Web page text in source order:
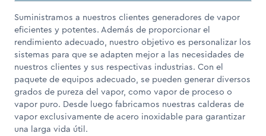
Suministramos a nuestros clientes generadores de vapor
eficientes y potentes. Además de proporcionar el
rendimiento adecuado, nuestro objetivo es personalizar los
sistemas para que se adapten mejor a las necesidades de
nuestros clientes y sus respectivas industrias. Con el
paquete de equipos adecuado, se pueden generar diversos
grados de pureza del vapor, como vapor de proceso o
vapor puro. Desde luego fabricamos nuestras calderas de
vapor exclusivamente de acero inoxidable para garantizar
una larga vida útil.